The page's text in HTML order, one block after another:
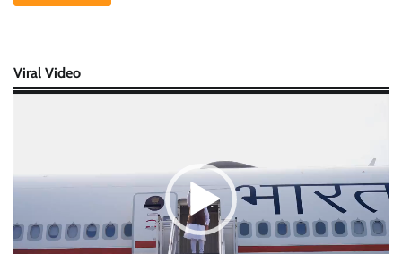
Viral Video